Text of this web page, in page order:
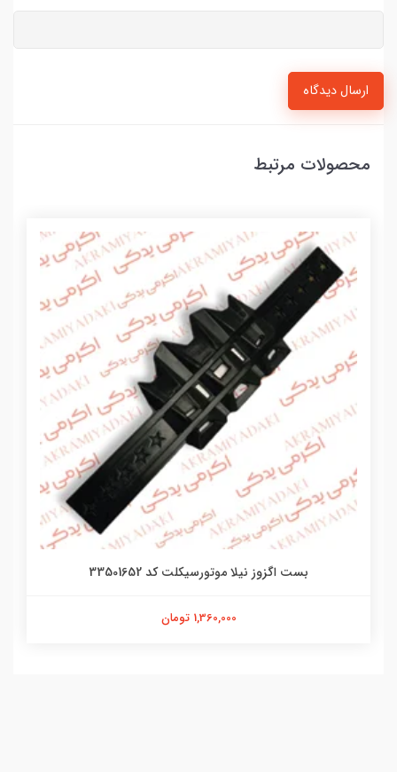
ارسال دیدگاه
محصولات مرتبط
بست اگزوز نیلا موتورسیکلت کد 33501652
1,360,000 تومان